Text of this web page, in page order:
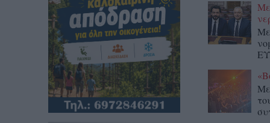
Με